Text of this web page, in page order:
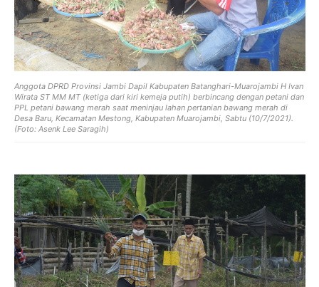
Anggota DPRD Provinsi Jambi Dapil Kabupaten Batanghari-Muarojambi H Ivan
Wirata ST MM MT (ketiga dari kiri kemeja putih) berbincang dengan petani dan
PPL petani bawang merah saat meninjau lahan pertanian bawang merah di
Desa Baru, Kecamatan Mestong, Kabupaten Muarojambi, Sabtu (10/7/2021).
(Foto: Asenk Lee Saragih)